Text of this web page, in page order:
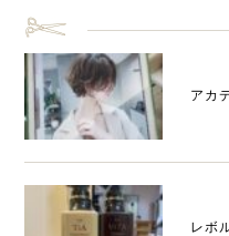
アカ
レボ